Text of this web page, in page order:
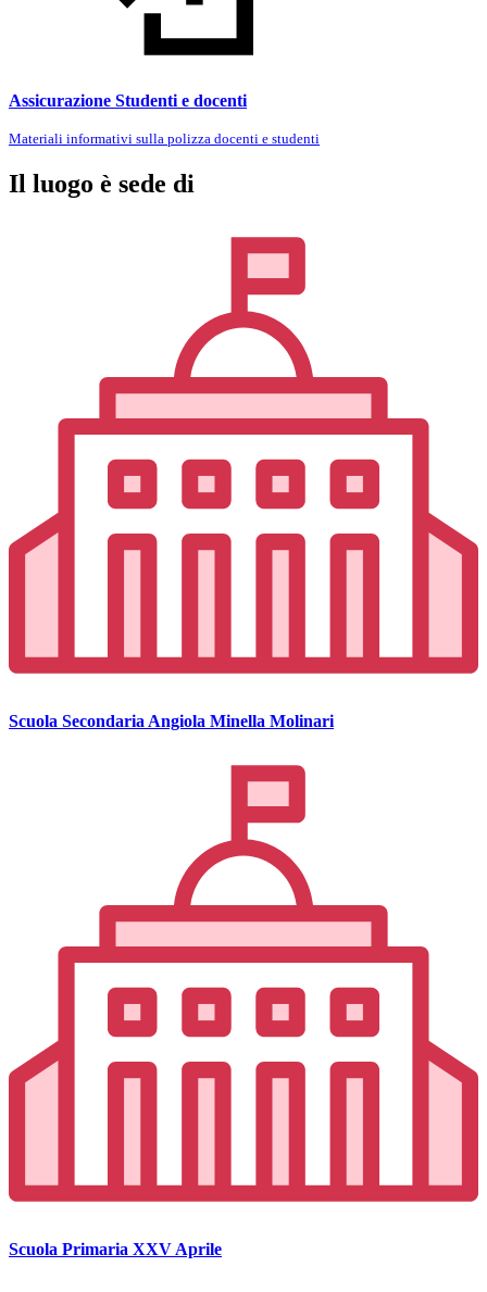
Assicurazione Studenti e docenti
Materiali informativi sulla polizza docenti e studenti
Il luogo è sede di
Scuola Secondaria Angiola Minella Molinari
Scuola Primaria XXV Aprile